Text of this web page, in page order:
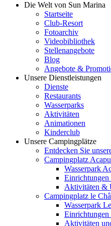
Die Welt von Sun Marina
Startseite
Club-Resort
Fotoarchiv
Videobibliothek
Stellenangebote
Blog
Angebote &
Unsere Dienstleistungen
Dienste
Restaurants
Wasserparks
Aktivitäten
Animationen
Kinderclub
Unsere Campingplätze
Entdecken Sie
Campingplatz
Wasserpark
Aktivitäten &
Campingplatz le
Wasserpark
Einrichtungen
Aktivitäten